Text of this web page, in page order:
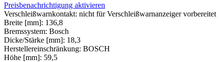
Preisbenachrichtigung aktivieren
Verschleißwarnkontakt: nicht für Verschleißwarnanzeiger vorbereitet
Breite [mm]: 136,8
Bremssystem: Bosch
Dicke/Stärke [mm]: 18,3
Herstellereinschränkung: BOSCH
Höhe [mm]: 59,5